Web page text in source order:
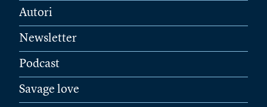
Autori
Newsletter
Podcast
Savage love